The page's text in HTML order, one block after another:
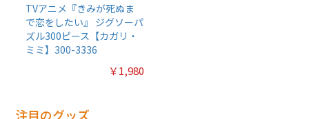
TVアニメ『きみが死ぬま
で恋をしたい』 ジグソーパ
ズル300ピース【カガリ・
ミミ】300-3336
￥1,980
注目のグッズ